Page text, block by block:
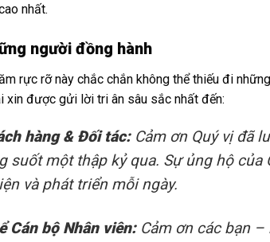
nhất.
người đồng hành
rực rỡ này chắc chắn không thể thiếu đi
xin được gửi lời tri ân sâu sắc nhất đến:
hàng & Đối tác:Cảm ơn Quý vị đã
suốt một thập kỷ qua. Sự ủng hộ
và phát triển mỗi ngày.
Cán bộ Nhân viên:Cảm ơn các bạn –